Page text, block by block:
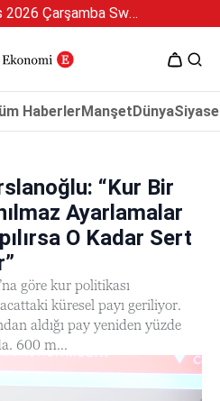
5 Ağustos 2026 Çarşamba Swan Özel 2
HaberlerManşetDünya
“Kur Bir
Ayarlamalar
O Kadar Sert
göre kur politikası
küresel payı geriliyor.
aldığı pay yeniden yüzde
600 m...